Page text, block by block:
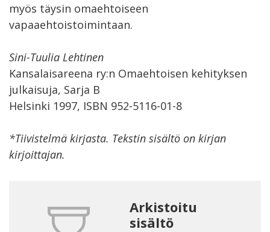
myös täysin omaehtoiseen
vapaaehtoistoimintaan.
Sini-Tuulia Lehtinen
Kansalaisareena ry:n Omaehtoisen kehityksen
julkaisuja, Sarja B
Helsinki 1997, ISBN 952-5116-01-8
*Tiivistelmä kirjasta. Tekstin sisältö on kirjan
kirjoittajan.
Arkistoitu
sisältö